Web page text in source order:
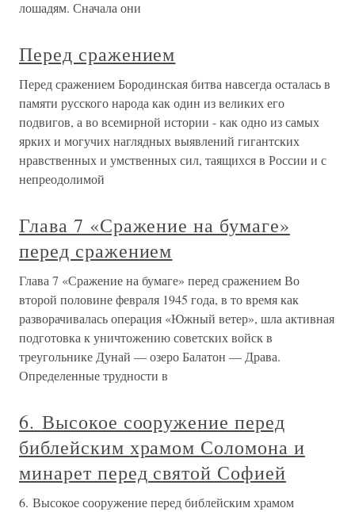
лошадям. Сначала они
Перед сражением
Перед сражением Бородинская битва навсегда осталась в
памяти русского народа как один из великих его
подвигов, а во всемирной истории - как одно из самых
ярких и могучих наглядных выявлений гигантских
нравственных и умственных сил, таящихся в России и с
непреодолимой
Глава 7 «Сражение на бумаге»
перед сражением
Глава 7 «Сражение на бумаге» перед сражением Во
второй половине февраля 1945 года, в то время как
разворачивалась операция «Южный ветер», шла активная
подготовка к уничтожению советских войск в
треугольнике Дунай — озеро Балатон — Драва.
Определенные трудности в
6. Высокое сооружение перед
библейским храмом Соломона и
минарет перед святой Софией
6. Высокое сооружение перед библейским храмом